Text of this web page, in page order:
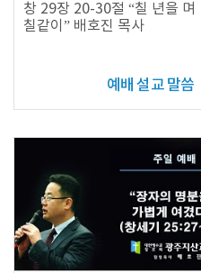
예배 설교 말씀
창 29장 20-30절 “칠 년을 며
칠같이” 배호진 목사